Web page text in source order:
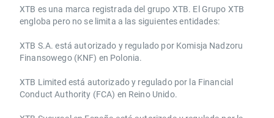
​​XTB es una marca registrada del grupo XTB. El Grupo XTB
engloba pero no se limita a las siguientes entidades:
XTB S.A.​ está autorizado y regulado por Komisja Nadzoru
Finansowego (KNF) ​en Polonia.
XTB Limited ​está autorizado y regulado por la ​Financial
Conduct Authority ​(FCA) en ​​Reino Unido.